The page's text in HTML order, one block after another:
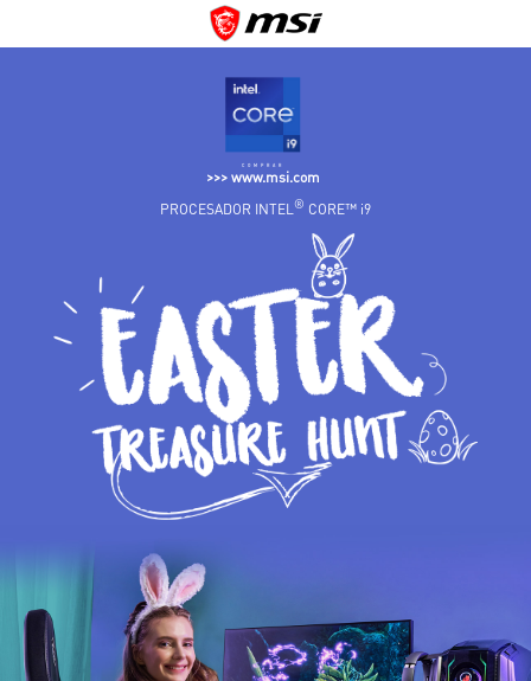
COMPRAR
>>> www.msi.com
PROCESADOR INTEL® CORE™ i9